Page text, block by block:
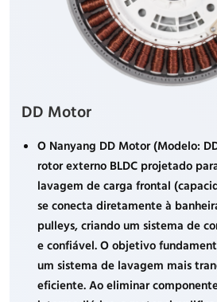
DD Motor
O Nanyang DD Motor (Modelo:
rotor externo BLDC projetado
lavagem de carga frontal
se conecta diretamente à
pulleys, criando um sistema de
e confiável. O objetivo
um sistema de lavagem mais
eficiente. Ao eliminar